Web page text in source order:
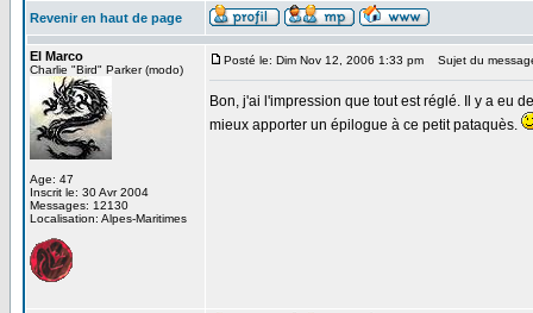
Revenir en haut de page
El Marco
Charlie "Bird" Parker (modo)
Age: 47
Inscrit le: 30 Avr 2004
Messages: 12130
Localisation: Alpes-Maritimes
Posté le: Dim Nov 12, 2006 1:33 pm Sujet du
Bon, j'ai l'impression que tout est réglé. Il y a eu
mieux apporter un épilogue à ce petit pataquès.